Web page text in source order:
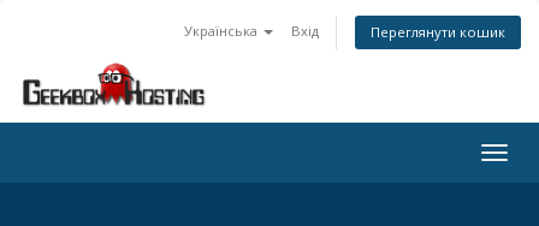
Українська Вхід Переглянути кошик